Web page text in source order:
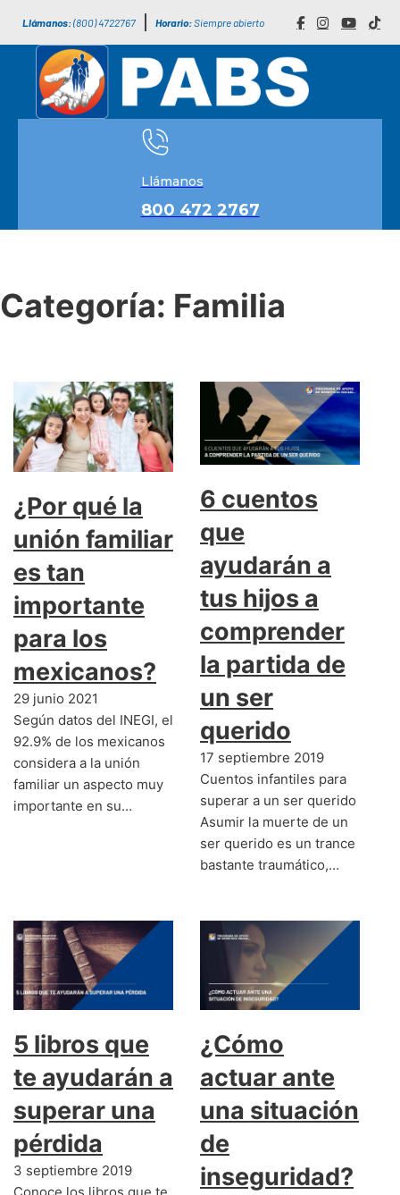
Llámanos:(800) 4722767 Horario:Siempre abierto
Llámanos
800 472 2767
Categoría: Familia
¿Por qué la
unión familiar
es tan
importante
para los
mexicanos?
29 junio 2021
Según datos del INEGI, el
92.9% de los mexicanos
considera a la unión
familiar un aspecto muy
importante en su…
6 cuentos
que
ayudarán a
tus hijos a
comprender
la partida de
un ser
querido
17 septiembre 2019
Cuentos infantiles para
superar a un ser querido
Asumir la muerte de un
ser querido es un trance
bastante traumático,…
5 libros que
te ayudarán a
superar una
pérdida
3 septiembre 2019
¿Cómo
actuar ante
una situación
de
inseguridad?